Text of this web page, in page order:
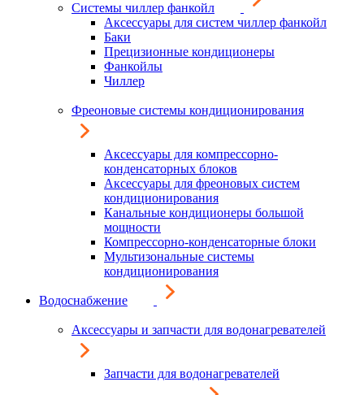
Системы чиллер фанкойл
Аксессуары для систем чиллер фанкойл
Баки
Прецизионные кондиционеры
Фанкойлы
Чиллер
Фреоновые системы кондиционирования
Аксессуары для компрессорно-
конденсаторных блоков
Аксессуары для фреоновых систем
кондиционирования
Канальные кондиционеры большой
мощности
Компрессорно-конденсаторные блоки
Мультизональные системы
кондиционирования
Водоснабжение
Аксессуары и запчасти для водонагревателей
Запчасти для водонагревателей